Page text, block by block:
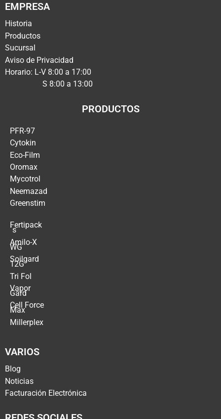
EMPRESA
Historia
Productos
Sucursal
Aviso de Privacidad
Horario: L-V 8:00 a 17:00
S 8:00 a 13:00
PRODUCTOS
PFR-97
Cytokin
Eco-Film
Oromax
Mycotrol
Neemazad
Greenstim
Fertipack
´s
Amilo-X
WG
Soilgard
12G
Tri Fol
Vapor
Gard
Cell Force
Max
Millerplex
VARIOS
Blog
Noticias
Facturación Electrónica